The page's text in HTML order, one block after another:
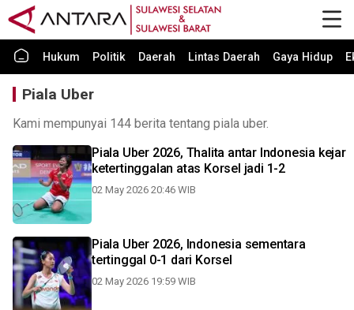
Hukum Politik Daerah Lintas Daerah Gaya Hidup
Piala Uber
Kami mempunyai 144 berita tentang piala uber.
Piala Uber 2026, Thalita antar Indonesia kejar
ketertinggalan atas Korsel jadi 1-2
02 May 2026 20:46 WIB
Piala Uber 2026, Indonesia sementara
tertinggal 0-1 dari Korsel
02 May 2026 19:59 WIB